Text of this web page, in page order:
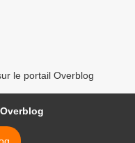
le portail Overblog